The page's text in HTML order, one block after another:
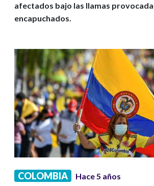
afectados bajo las llamas
encapuchados.
COLOMBIA Hace 5 años